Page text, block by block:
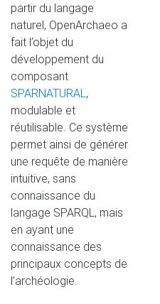
partir du langage
naturel, OpenArchaeo a
fait l’objet du
développement du
composant
SPARNATURAL,
modulable et
réutilisable. Ce système
permet ainsi de générer
une requête de manière
intuitive, sans
connaissance du
langage SPARQL, mais
en ayant une
connaissance des
principaux concepts de
l’archéologie.